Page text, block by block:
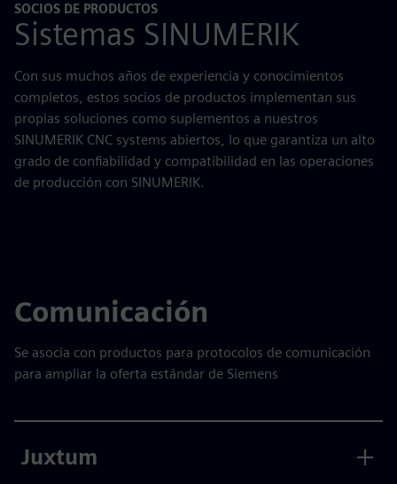
SOCIOS DE PRODUCTOS
Sistemas SINUMERIK
Con sus muchos años de experiencia y conocimientos
completos, estos socios de productos implementan sus
propias soluciones como suplementos a nuestros
SINUMERIK CNC systems abiertos, lo que garantiza un alto
grado de confiabilidad y compatibilidad en las operaciones
de producción con SINUMERIK.
Comunicación
Se asocia con productos para protocolos de comunicación
para ampliar la oferta estándar de Siemens
Juxtum